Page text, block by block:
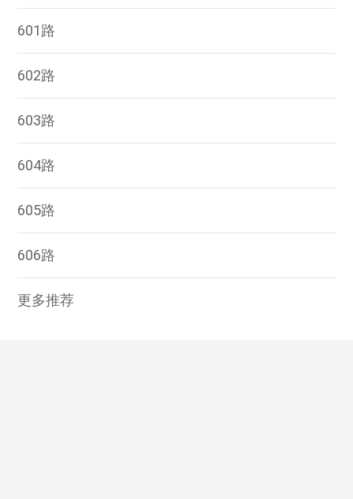
601路
602路
603路
604路
605路
606路
更多推荐